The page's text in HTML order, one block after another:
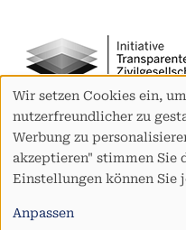
Verwendung
von
personenbezogenen
Daten
und
Cookies
Wir setzen Cookies ein,
nutzerfreundlicher zu
Werbung zu
akzeptieren" stimmen Sie
Einstellungen können Sie
Anpassen